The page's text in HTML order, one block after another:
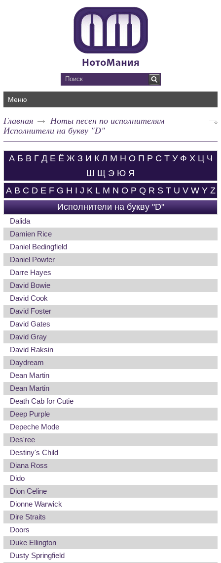
Меню
Главная
Ноты песен по исполнителям
Исполнители на букву "D"
А Б В Г Д Е Ё Ж З И К Л М Н О П Р С Т У Ф Х Ц Ч
Ш Щ Э Ю Я
A B C D E F G H I J K L M N O P Q R S T U V W Y Z
Исполнители на букву "D"
Dalida
Damien Rice
Daniel Bedingfield
Daniel Powter
Darre Hayes
David Bowie
David Cook
David Foster
David Gates
David Gray
David Raksin
Daydream
Dean Martin
Dean Martin
Death Cab for Cutie
Deep Purple
Depeche Mode
Des'ree
Destiny's Child
Diana Ross
Dido
Dion Celine
Dionne Warwick
Dire Straits
Doors
Duke Ellington
Dusty Springfield